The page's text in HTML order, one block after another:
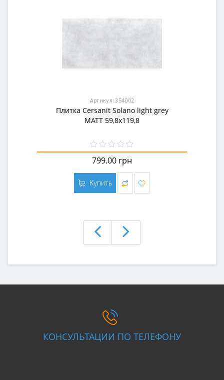
Артикул:354002
Плитка Cersanit Solano light grey
MATT 59,8x119,8
799.00 грн
Купить
КОНСУЛЬТАЦИИ ПО ТЕЛЕФОНУ